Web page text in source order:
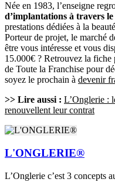
Née en 1983, l’enseigne
d’implantations à travers
prestations dédiées à la
Porteur de projet, le marché
être vous intéresse et vous
15.000€ ? Retrouvez la fiche
de Toute la Franchise pour
soyez le prochain à devenir
>> Lire aussi : L’Onglerie :
renouvellent leur contrat
L'ONGLERIE®
L’Onglerie c’est 3 concepts